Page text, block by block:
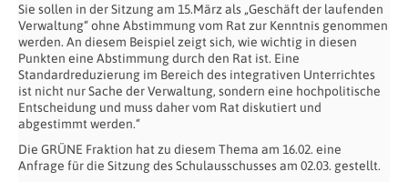
Sie sollen in der Sitzung am 15.März als „Geschäft der laufenden
Verwaltung“ ohne Abstimmung vom Rat zur Kenntnis genommen
werden. An diesem Beispiel zeigt sich, wie wichtig in diesen
Punkten eine Abstimmung durch den Rat ist. Eine
Standardreduzierung im Bereich des integrativen Unterrichtes
ist nicht nur Sache der Verwaltung, sondern eine hochpolitische
Entscheidung und muss daher vom Rat diskutiert und
abgestimmt werden.“
Die GRÜNE Fraktion hat zu diesem Thema am 16.02. eine
Anfrage für die Sitzung des Schulausschusses am 02.03. gestellt.